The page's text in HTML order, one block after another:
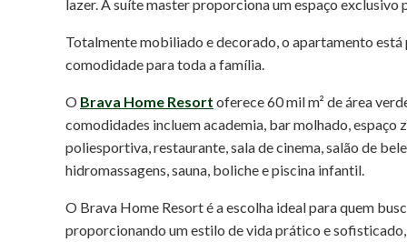
lazer. A suíte master proporciona um espaço exclusivo
Totalmente mobiliado e decorado, o apartamento
comodidade para toda a família.
O Brava Home Resort oferece 60 mil m² de área
comodidades incluem academia, bar molhado, espaço
poliesportiva, restaurante, sala de cinema, salão de
hidromassagens, sauna, boliche e piscina infantil.
O Brava Home Resort é a escolha ideal para quem
proporcionando um estilo de vida prático e